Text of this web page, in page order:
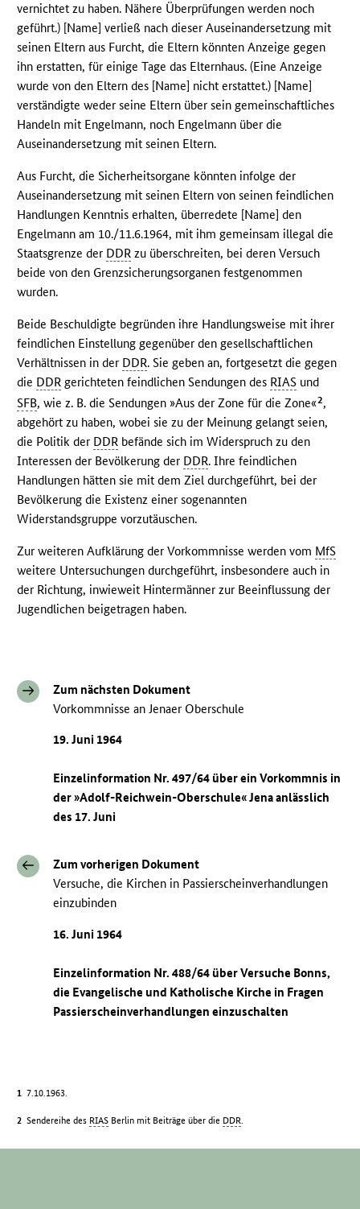
vernichtet zu haben. Nähere Überprüfungen werden noch
geführt.) [Name] verließ nach dieser Auseinandersetzung mit
seinen Eltern aus Furcht, die Eltern könnten Anzeige gegen
ihn erstatten, für einige Tage das Elternhaus. (Eine Anzeige
wurde von den Eltern des [Name] nicht erstattet.) [Name]
verständigte weder seine Eltern über sein gemeinschaftliches
Handeln mit Engelmann, noch Engelmann über die
Auseinandersetzung mit seinen Eltern.
Aus Furcht, die Sicherheitsorgane könnten infolge der
Auseinandersetzung mit seinen Eltern von seinen feindlichen
Handlungen Kenntnis erhalten, überredete [Name] den
Engelmann am 10./11.6.1964, mit ihm gemeinsam illegal die
Staatsgrenze der DDR zu überschreiten, bei deren Versuch
beide von den Grenzsicherungsorganen festgenommen
wurden.
Beide Beschuldigte begründen ihre Handlungsweise mit ihrer
feindlichen Einstellung gegenüber den gesellschaftlichen
Verhältnissen in der DDR. Sie geben an, fortgesetzt die gegen
die DDR gerichteten feindlichen Sendungen des RIAS und
SFB, wie z. B. die Sendungen »Aus der Zone für die Zone«2,
abgehört zu haben, wobei sie zu der Meinung gelangt seien,
die Politik der DDR befände sich im Widerspruch zu den
Interessen der Bevölkerung der DDR. Ihre feindlichen
Handlungen hätten sie mit dem Ziel durchgeführt, bei der
Bevölkerung die Existenz einer sogenannten
Widerstandsgruppe vorzutäuschen.
Zur weiteren Aufklärung der Vorkommnisse werden vom MfS
weitere Untersuchungen durchgeführt, insbesondere auch in
der Richtung, inwieweit Hintermänner zur Beeinflussung der
Jugendlichen beigetragen haben.
Zum nächsten Dokument
Vorkommnisse an Jenaer Oberschule
19. Juni 1964
Einzelinformation Nr. 497/64 über ein Vorkommnis in
der »Adolf-Reichwein-Oberschule« Jena anlässlich
des 17. Juni
Zum vorherigen Dokument
Versuche, die Kirchen in Passierscheinverhandlungen
einzubinden
16. Juni 1964
Einzelinformation Nr. 488/64 über Versuche Bonns,
die Evangelische und Katholische Kirche in Fragen
Passierscheinverhandlungen einzuschalten
7.10.1963.
Sendereihe des RIAS Berlin mit Beiträge über die DDR